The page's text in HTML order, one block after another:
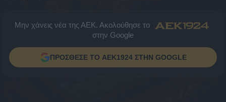
Μην χάνεις νέα της ΑΕΚ. Ακολούθησε το
στην Google
ΠΡΟΣΘΕΣΕ ΤΟ AEK1924 ΣΤΗΝ GOOGLE